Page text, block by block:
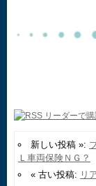
新しい投稿 »:
Ｌ車両保険ＮＧ？
« 古い投稿: リ